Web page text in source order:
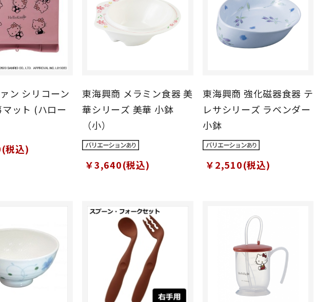
ン シリコーン
ット (ハロー
税込)
東海興商 メラミン食器 美
華シリーズ 美華 小鉢
（小）
￥3,640(税込)
東海興商 強化磁器食器 テ
レサシリーズ ラベンダー
小鉢
￥2,510(税込)